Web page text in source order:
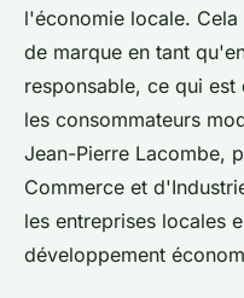
l'économie locale.
de marque en tant
responsable, ce qui
les consommateurs
Jean-Pierre Lacombe,
Commerce et
les entreprises locales
développement